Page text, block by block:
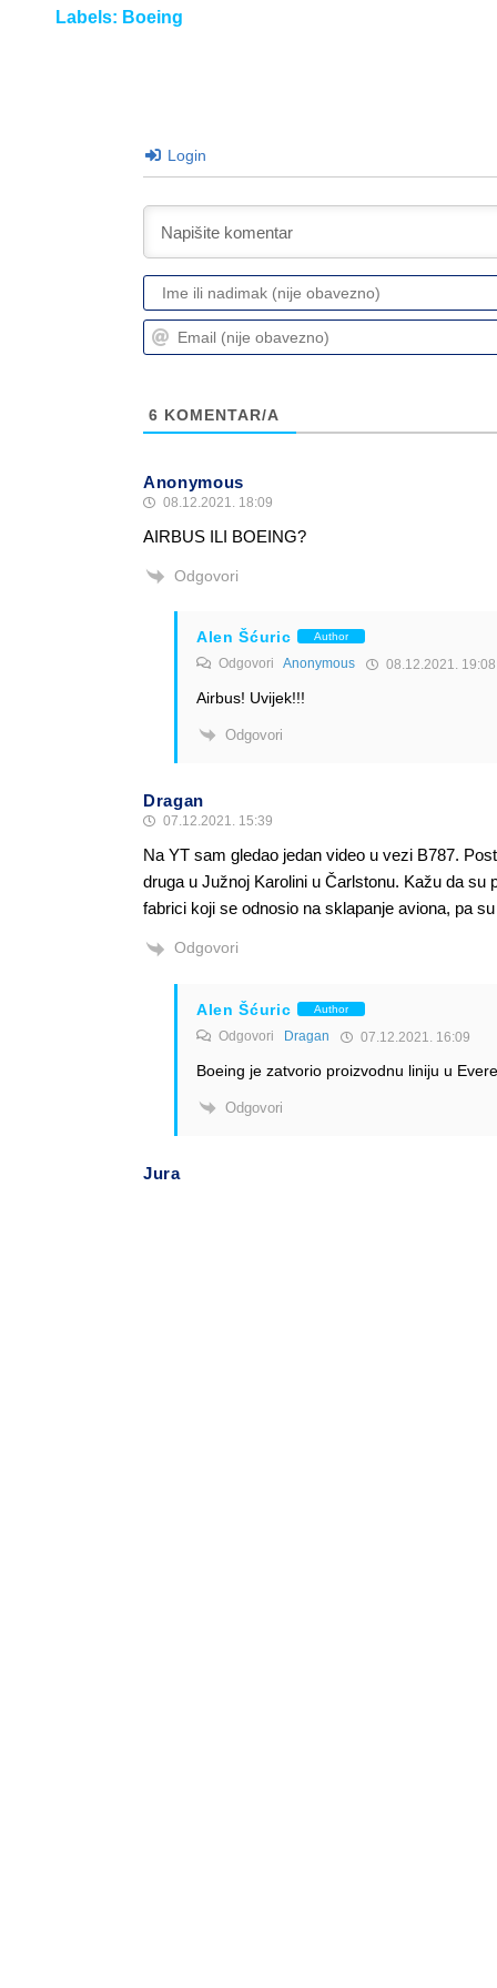
Labels: Boeing
Login
6 KOMENTAR/A
Anonymous
08.12.2021. 18:09
AIRBUS ILI BOEING?
Odgovori
Alen Šćuric Author
Odgovori Anonymous 08.12.2021. 19:08
Airbus! Uvijek!!!
Odgovori
Dragan
07.12.2021. 15:39
Na YT sam gledao jedan video u vezi B787.
druga u Južnoj Karolini u Čarlstonu. Kažu da su
fabrici koji se odnosio na sklapanje aviona, pa
Odgovori
Alen Šćuric Author
Odgovori Dragan 07.12.2021. 16:09
Boeing je zatvorio proizvodnu liniju u
Odgovori
Jura